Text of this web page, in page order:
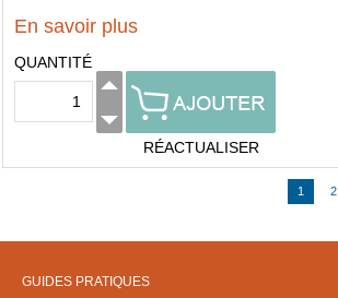
En savoir plus
QUANTITÉ
RÉACTUALISER
1 2
GUIDES PRATIQUES